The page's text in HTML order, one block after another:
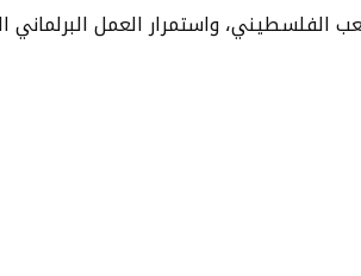
الفلسطيني، واستمرار العمل